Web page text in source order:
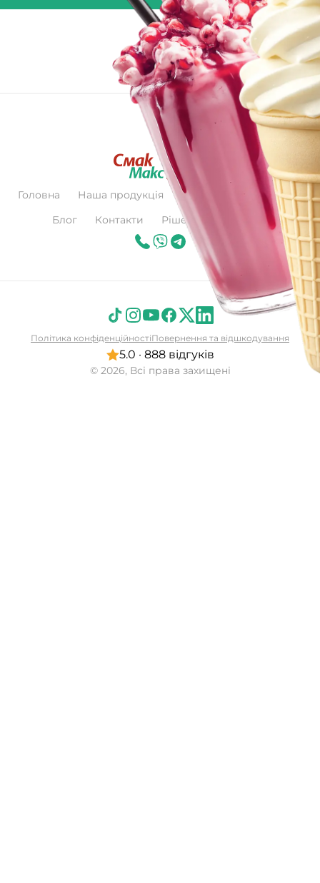
Головна Наша продукція Про нас
Сертифікат
Блог
Контакти Рішення для бізнесу
© 2026, Всі права захищені
5.0 · 888 відгуків
Політика конфіденційностіПовернення та відшкодування